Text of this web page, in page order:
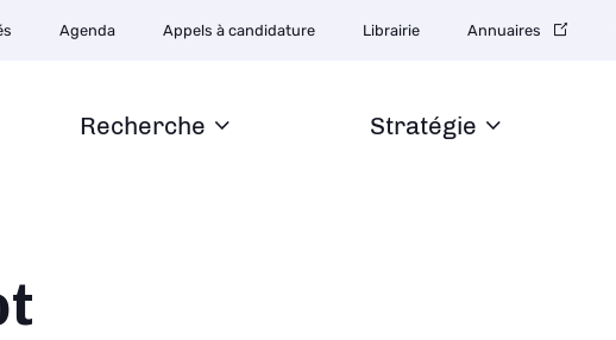
Recherche Stratégie
Agenda Appels à candidature Librairie Annuaires